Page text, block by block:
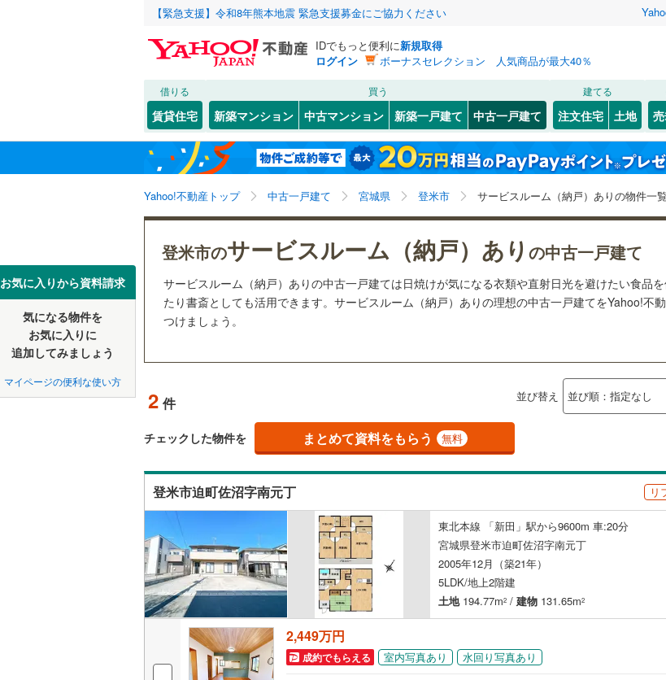
【緊急支援】令和8年熊本地震 緊急支援募金にご協力ください
IDでもっと便利に新規取得
ログイン
ボーナスセレクション 人気商品が最大40％
借りる
賃貸住宅
買う
新築マンション 中古マンション 新築一戸建て 中古一戸建て
建てる
注文住宅 土地
Yahoo!不動産トップ 中古一戸建て 宮城県 登米市 サービスルーム（納戸）ありの物件一覧
お気に入りから資料請求
気になる物件を
お気に入りに
追加してみましょう
マイページの便利な使い方
登米市のサービスルーム（納戸）あり の中古一戸建て
サービスルーム（納戸）ありの中古一戸建ては日焼けが気になる衣類や直射日光を避けたい食品
たり書斎としても活用できます。サービスルーム（納戸）ありの理想の中古一戸建てをYahoo!不
つけましょう。
2 件 並び替え
チェックした物件を まとめて資料をもらう 無料
登米市迫町佐沼字南元丁 リ
東北本線 「新田」駅から9600m 車:20分
宮城県登米市迫町佐沼字南元丁
2005年12月（築21年）
5LDK/地上2階建
土地194.77m2 / 建物 131.65m2
2,449万円
成約でもらえる 室内写真あり 水回り写真あり
北海道 北海道
東北 青森 岩手 宮城 秋田 山形
関東 東京 神奈川 埼玉 千葉 茨城
信越・北陸 長野 富山
東海 愛知 岐阜 静岡 三重
近畿
中国 鳥取 島根 岡山 広島 山口
高知
福岡 佐賀 長崎
該当物件0件 この条件で検索する
仙台市 青葉区(16) 宮城野区(7)
太白区(11) 泉区(20)
宮城県のそのほ
かの地域
石巻市(10) 塩竈市(5)
白石市(3) 名取市(11)
多賀城市(5) 岩沼市(2)
栗原市
9) 東松島市(0)
伊具郡丸森町 (0)
亘理郡山元町(1)
遠田郡涌谷町
遠田郡美里町(2)
本吉郡南三陸町
該当物件0件 この条件で検索する
中田町宝江新井田(1) 迫町佐沼(1)
該当物件0件 この条件で検索する
JR 東北本線(1) 常磐線(0)
仙石線(0) 石巻線(0)
大船渡線(0) 陸羽東線(0)
秋田新幹線(0)
仙台市地下鉄南北線 (0 )
私鉄・その他 阿武隈急行(0) 仙台空港アクセス線(0)
該当物件0件 この条件で検索する
該当物件0件 この条件で検索する
こだわり条件 リフォーム、リノベーション
リノベーション・リフォーム
（1）
築古・築30年以上（1
設備
駐車場2台以上
2） ビルトインガレージ
ＴＶモニタ付インターホン
防犯カメラ（0）
間取り、居室全体
バリアフリー住宅（
二世帯向け（0）
サービスルーム（納戸）（2）
立地
最寄りの駅が始発駅 0） 海まで2km以内（
配置、向き、建ち方、日当たり
前道6m以上 角地（0）
平坦地
LD
該当物件0件 この条件で検索する
検索条件を保存しました
この検索条件の新着物件通知は、 マイページから設定
保存した条件を見る
宮城県、登米市、サービスルーム（納戸）
検索条件を保存する
マイページ
閉じる お気に入りリストを
閉じる
閉じる お気に入りリストを
閉じる